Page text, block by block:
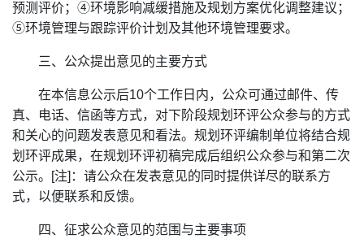
预测评价；④环境影响减缓措施及规划方案优化调整建议；
⑤环境管理与跟踪评价计划及其他环境管理要求。
三、公众提出意见的主要方式
在本信息公示后10个工作日内，公众可通过邮件、传
真、电话、信函等方式，对下阶段规划环评公众参与的方式
和关心的问题发表意见和看法。规划环评编制单位将结合规
划环评成果，在规划环评初稿完成后组织公众参与和第二次
公示。[注]：请公众在发表意见的同时提供详尽的联系方
式，以便联系和反馈。
四、征求公众意见的范围与主要事项